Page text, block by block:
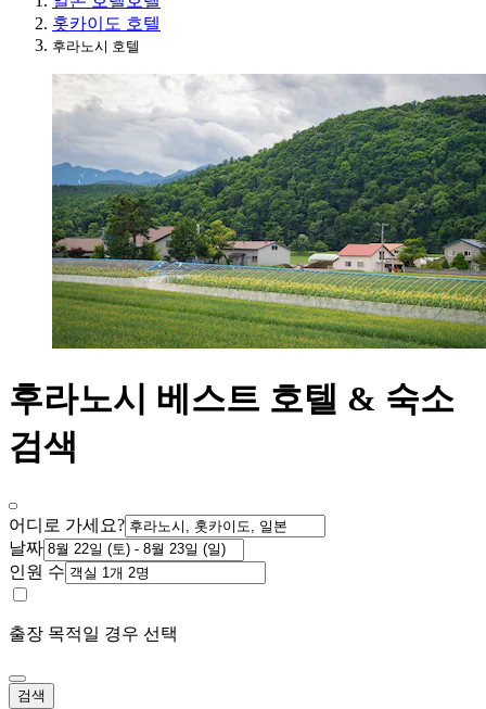
홋카이도 호텔
후라노시 호텔
후라노시 베스트 호텔 & 숙소
검색
어디로 가세요?
날짜
인원 수
출장 목적일 경우 선택
검색